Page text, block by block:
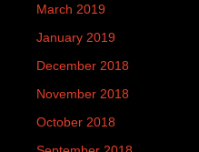
March 2019
January 2019
December 2018
November 2018
October 2018